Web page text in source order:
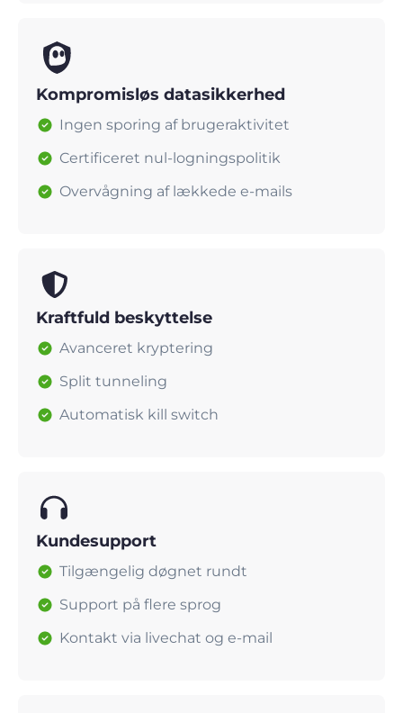
Kompromisløs datasikkerhed
Ingen sporing af brugeraktivitet
Certificeret nul-logningspolitik
Overvågning af lækkede e-mails
Kraftfuld beskyttelse
Avanceret kryptering
Split tunneling
Automatisk kill switch
Kundesupport
Tilgængelig døgnet rundt
Support på flere sprog
Kontakt via livechat og e-mail